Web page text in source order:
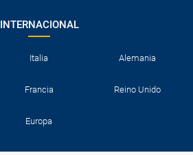
INTERNACIONAL
Italia Alemania
Francia Reino Unido
Europa